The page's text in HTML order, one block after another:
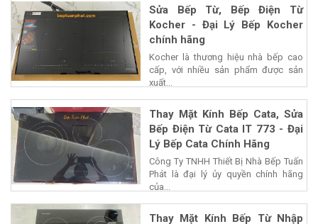
Sửa Bếp Từ, Bếp Điện Từ
Kocher - Đại Lý Bếp Kocher
chính hãng
Kocher là thương hiệu nhà bếp cao
cấp, với nhiều sản phẩm được sản
xuất...
Thay Mặt Kính Bếp Cata, Sửa
Bếp Điện Từ Cata IT 773 - Đại
Lý Bếp Cata Chính Hãng
Công Ty TNHH Thiết Bị Nhà Bếp Tuấn
Phát là đại lý ủy quyền chính hãng
của...
Thay Mặt Kính Bếp Từ Nhập